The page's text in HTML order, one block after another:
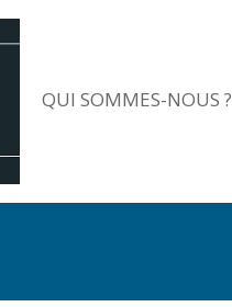
QUI SOMMES-NOUS ?